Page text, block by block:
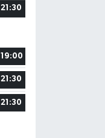
21:30
19:00
21:30
21:30